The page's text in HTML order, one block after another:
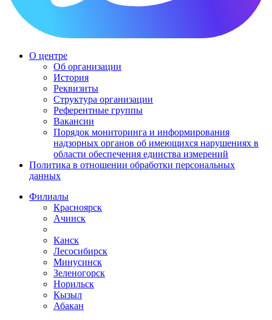
О центре
Об организации
История
Реквизиты
Структура организации
Референтные группы
Вакансии
Порядок мониторинга и информирования
надзорных органов об имеющихся нарушениях в
области обеспечения единства измерений
Политика в отношении обработки персональных
данных
Филиалы
Красноярск
Ачинск
Канск
Лесосибирск
Минусинск
Зеленогорск
Норильск
Кызыл
Абакан